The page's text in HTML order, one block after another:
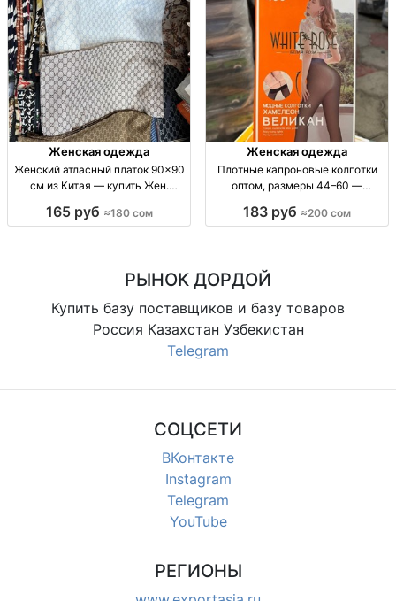
Женская одежда
Женский атласный платок 90×90
см из Китая — купить Жен.
во Китай, 180 сом
165 руб ≈180 сом
Женская одежда
Плотные капроновые колготки
оптом, размеры 44–60 —
колготки, р-р 44–54, 54–60, уп. 6
183 руб ≈200 сом
РЫНОК ДОРДОЙ
Купить базу поставщиков и базу товаров
Россия Казахстан Узбекистан
Telegram
СОЦСЕТИ
ВКонтакте
Instagram
Telegram
YouTube
РЕГИОНЫ